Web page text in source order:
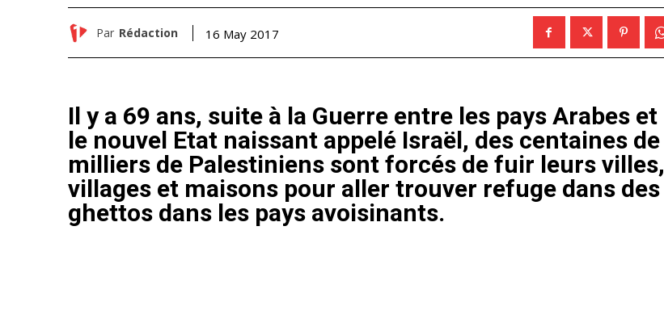
Par Rédaction 16 May 2017
Il y a 69 ans, suite à la Guerre entre les pays Arabes et
le nouvel Etat naissant appelé Israël, des centaines de
milliers de Palestiniens sont forcés de fuir leurs villes,
villages et maisons pour aller trouver refuge dans des
ghettos dans les pays avoisinants.